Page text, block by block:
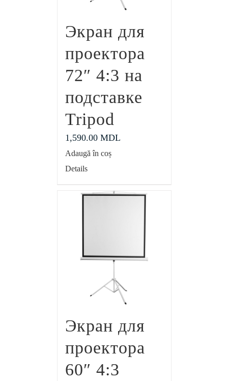
Экран для
проектора
72″ 4:3 на
подставке
Tripod
1,590.00 MDL
Adaugă în coș
Details
Экран для
проектора
60″ 4:3